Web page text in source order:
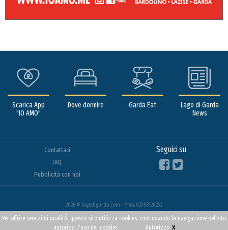
Scarica App
"IO AMO"
Dove dormire Garda Eat
Lago di Garda
News
Contattaci
FAQ
Pubblicità con noi
Seguici su
2026 © lagodigarda.com - P.IVA: 02358120232
Per offrire servizi di qualitÃ questo sito utilizza cookies, continuando la navigazione nel sito
autorizzi l'uso dei cookies Autorizzo x